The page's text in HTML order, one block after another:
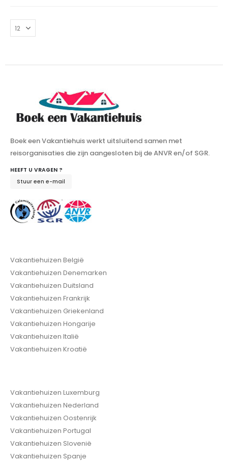
Boek een Vakantiehuis werkt uitsluitend samen met
reisorganisaties die zijn aangesloten bij de ANVR en/of SGR.
HEEFT U VRAGEN ?
Stuur een e-mail
Vakantiehuizen België
Vakantiehuizen Denemarken
Vakantiehuizen Duitsland
Vakantiehuizen Frankrijk
Vakantiehuizen Griekenland
Vakantiehuizen Hongarije
Vakantiehuizen Italië
Vakantiehuizen Kroatië
Vakantiehuizen Luxemburg
Vakantiehuizen Nederland
Vakantiehuizen Oostenrijk
Vakantiehuizen Portugal
Vakantiehuizen Slovenië
Vakantiehuizen Spanje